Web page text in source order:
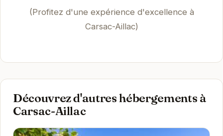
(Profitez d'une expérience d'excellence à
Carsac-Aillac)
Découvrez d'autres hébergements à
Carsac-Aillac